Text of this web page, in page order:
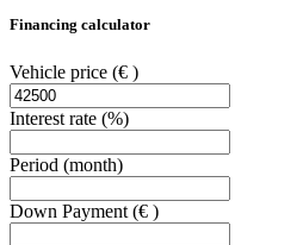
Financing calculator
Vehicle price (€ )
Interest rate (%)
Period (month)
Down Payment (€ )